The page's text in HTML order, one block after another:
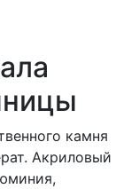
камня
Акриловый